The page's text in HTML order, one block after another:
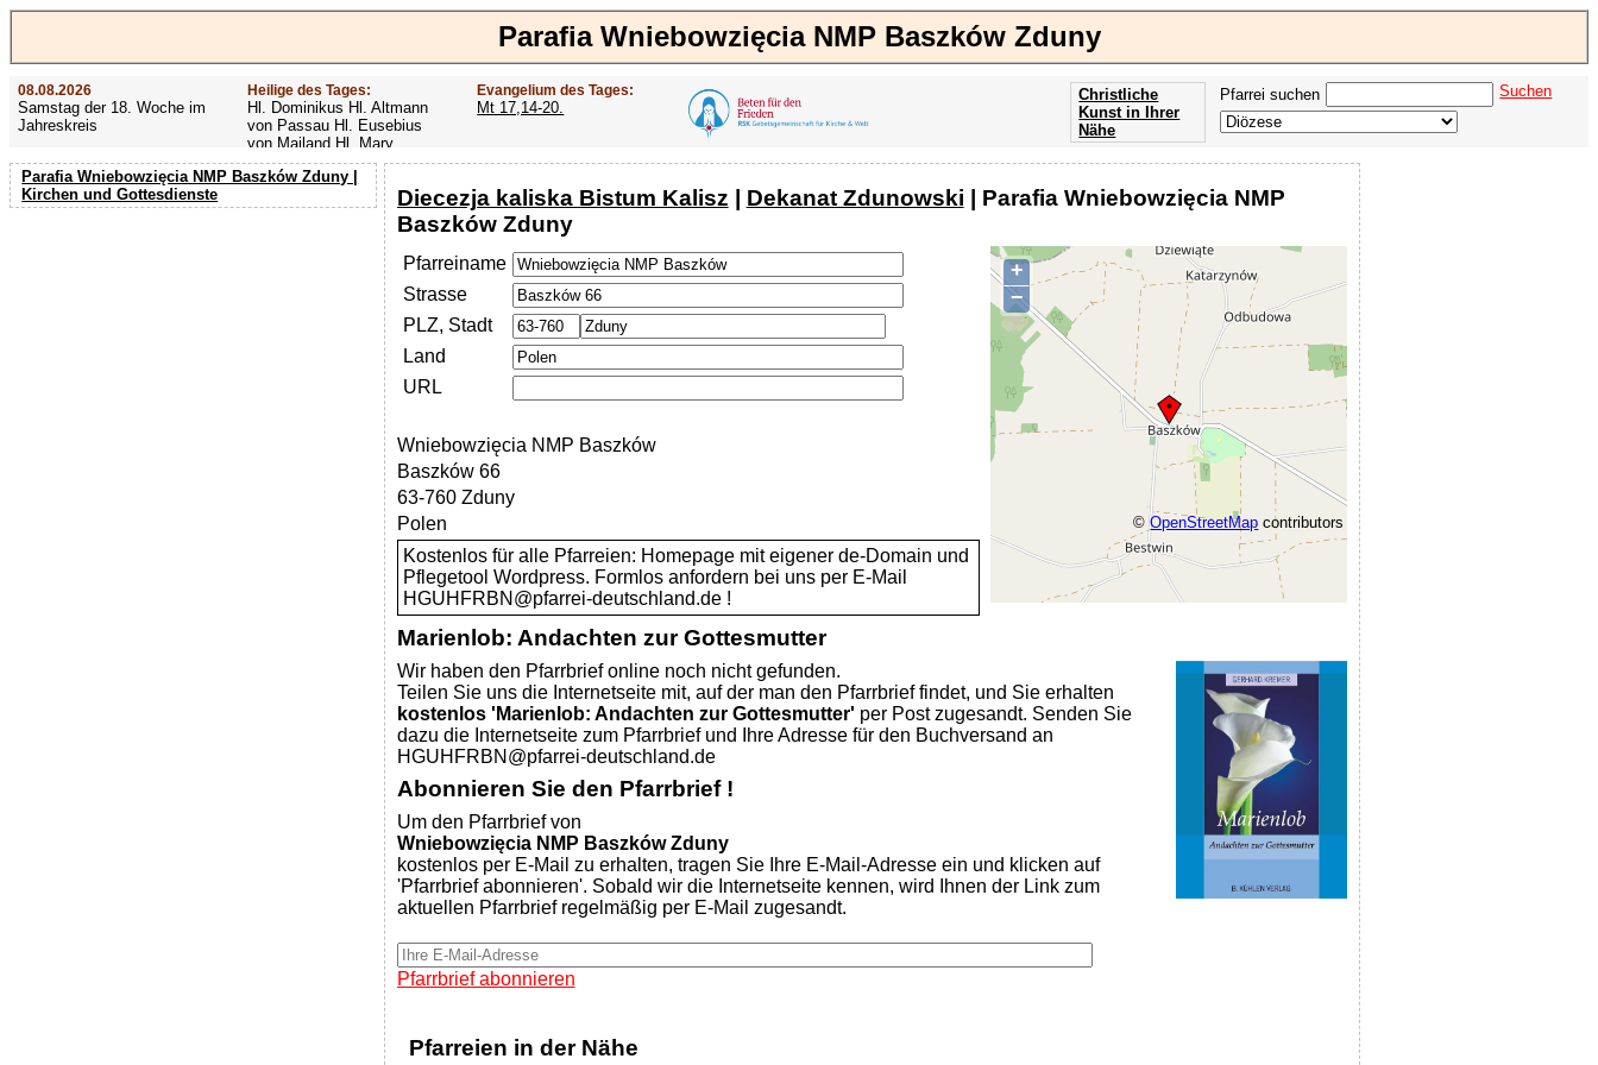
Parafia Wniebowzięcia NMP Baszków Zduny
08.08.2026
Samstag der 18. Woche im
Jahreskreis
Heilige des Tages:
Hl. Dominikus Hl. Altmann
von Passau Hl. Eusebius
von Mailand Hl. Mary
MacKillop Hl. Cyriakus Hl.
Hildiger Vierzehn heilige
Nothelfer Hl. Famian Hl.
Evangelium des Tages:
Mt 17,14-20.
Pfarrei suchen Suchen
Christliche
Kunst in Ihrer
Nähe
Parafia Wniebowzięcia NMP Baszków Zduny |
Kirchen und Gottesdienste
Diecezja kaliska Bistum Kalisz | Dekanat Zdunowski | Parafia Wniebowzięcia NMP
Baszków Zduny
+
−
©OpenStreetMapcontributors
Pfarreiname
Strasse
PLZ, Stadt
Land
URL
Wniebowzięcia NMP Baszków
Baszków 66
63-760 Zduny
Polen
Kostenlos für alle Pfarreien: Homepage mit eigener de-Domain und
Pflegetool Wordpress. Formlos anfordern bei uns per E-Mail
HGUHFRBN@pfarrei-deutschland.de !
Marienlob: Andachten zur Gottesmutter
Wir haben den Pfarrbrief online noch nicht gefunden.
Teilen Sie uns die Internetseite mit, auf der man den Pfarrbrief findet, und Sie erhalten
kostenlos 'Marienlob: Andachten zur Gottesmutter' per Post zugesandt. Senden Sie
dazu die Internetseite zum Pfarrbrief und Ihre Adresse für den Buchversand an
HGUHFRBN@pfarrei-deutschland.de
Abonnieren Sie den Pfarrbrief !
Um den Pfarrbrief von
Wniebowzięcia NMP Baszków Zduny
kostenlos per E-Mail zu erhalten, tragen Sie Ihre E-Mail-Adresse ein und klicken auf
'Pfarrbrief abonnieren'. Sobald wir die Internetseite kennen, wird Ihnen der Link zum
aktuellen Pfarrbrief regelmäßig per E-Mail zugesandt.
Pfarrbrief abonnieren
Pfarreien in der Nähe